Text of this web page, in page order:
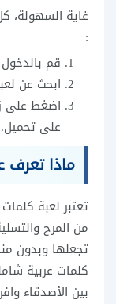
غاية السهولة،
:
قم
ابحث عن
اضغط على
على تحميل.
ماذا تعرف
تعتبر لعبة
من المرح
تجعلها وبدون
كلمات عربية
بين الأصدقاء